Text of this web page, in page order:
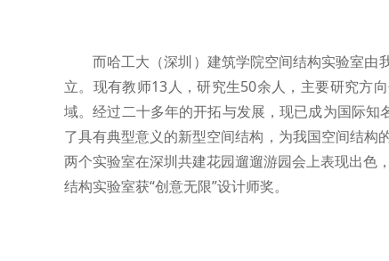
而哈工大（深圳）建筑学院空间结构实验室由
立。现有教师13人，研究生50余人，主要研究方
域。经过二十多年的开拓与发展，现已成为国际
了具有典型意义的新型空间结构，为我国空间结
两个实验室在深圳共建花园遛遛游园会上表现出色
结构实验室获“创意无限”设计师奖。